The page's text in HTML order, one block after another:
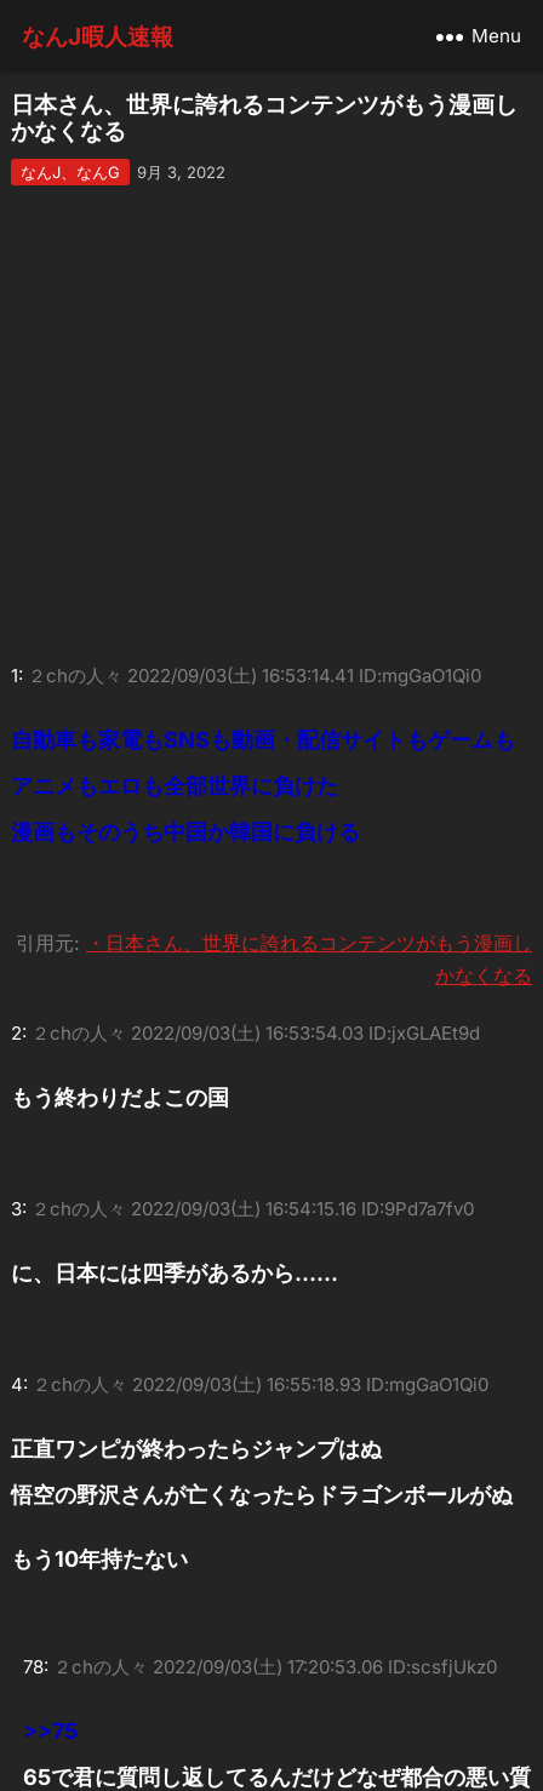
なんJ暇人速報 Menu
日本さん、世界に誇れるコンテンツがもう漫画し
かなくなる
なんJ、なんG 9月 3, 2022
1: ２chの人々 2022/09/03(土) 16:53:14.41 ID:mgGaO1Qi0
自動車も家電もSNSも動画・配信サイトもゲームも
アニメもエロも全部世界に負けた
漫画もそのうち中国か韓国に負ける
引用元:
・日本さん、世界に誇れるコンテンツがもう漫画し
かなくなる
2: ２chの人々 2022/09/03(土) 16:53:54.03 ID:jxGLAEt9d
もう終わりだよこの国
3: ２chの人々 2022/09/03(土) 16:54:15.16 ID:9Pd7a7fv0
に、日本には四季があるから……
4: ２chの人々 2022/09/03(土) 16:55:18.93 ID:mgGaO1Qi0
正直ワンピが終わったらジャンプはぬ
悟空の野沢さんが亡くなったらドラゴンボールがぬ
もう10年持たない
78: ２chの人々 2022/09/03(土) 17:20:53.06 ID:scsfjUkz0
>>75
65で君に質問し返してるんだけどなぜ都合の悪い質